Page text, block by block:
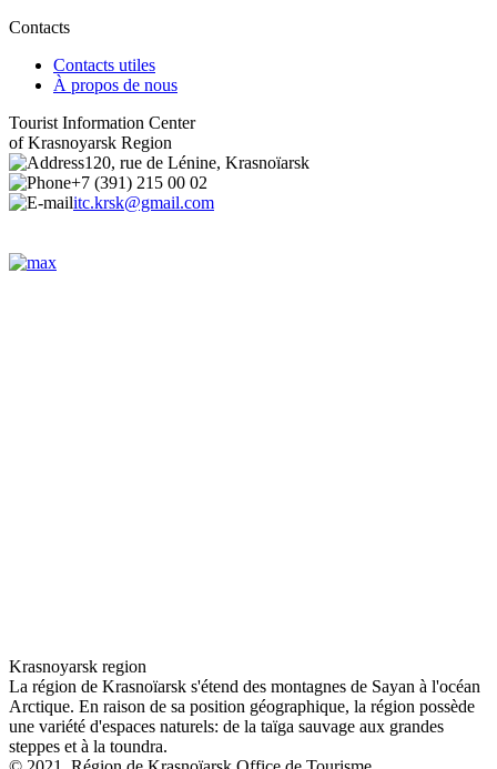
Contacts
Contacts utiles
À propos de nous
Tourist Information Center
of Krasnoyarsk Region
120, rue de Lénine, Krasnoïarsk
+7 (391) 215 00 02
itc.krsk@gmail.com
Krasnoyarsk region
La région de Krasnoïarsk s'étend des montagnes de Sayan à l'océan
Arctique. En raison de sa position géographique, la région possède
une variété d'espaces naturels: de la taïga sauvage aux grandes
steppes et à la toundra.